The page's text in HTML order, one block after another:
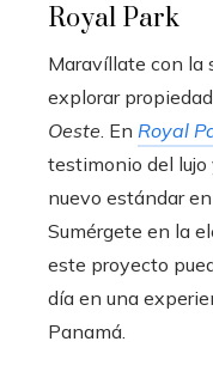
Royal Park
Maravíllate con la
explorar
Oeste . En Royal
testimonio del lujo
nuevo estándar
Sumérgete en la
este proyecto
día en una
Panamá.